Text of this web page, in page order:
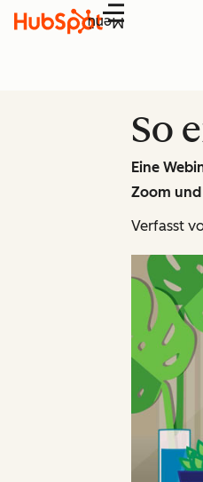
Menü
So
Eine
Zoom
Verfasst